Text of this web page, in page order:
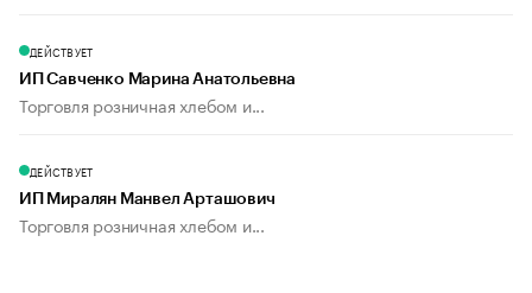
ДЕЙСТВУЕТ
ИП Савченко Марина Анатольевна
Торговля розничная хлебом и...
ДЕЙСТВУЕТ
ИП Миралян Манвел Арташович
Торговля розничная хлебом и...